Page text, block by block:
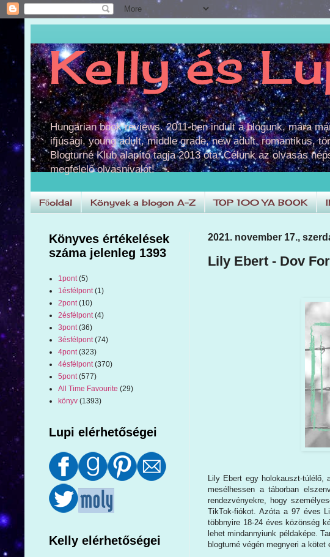
Kelly és
Hungarian book reviews. 2011-ben indult a blogunk, mára
ifjúsági, young adult, middle grade, new adult, romantikus,
Blogturné Klub alapító tagja 2013 óta. Célunk az olvasás
megfelelő olvasnivalót!
Főoldal Könyvek a blogon A-Z TOP 100 YA BOOK
2021. november 17.,
Lily Ebert - Dov
Lily ​Ebert egy holokauszt-túlélő,
mesélhessen a táborban
rendezvényekre, hogy
TikTok-fiókot. Azóta a 97 éves
többnyire 18-24 éves közönség
lehet mindannyiunk példaképe.
blogturné végén megnyeri a kötet
Könyves értékelések
száma jelenleg 1393
1pont (5)
1ésfélpont (1)
2pont (10)
2ésfélpont (4)
3pont (36)
3ésfélpont (74)
4pont (323)
4ésfélpont (370)
5pont (577)
All Time Favourite (29)
könyv (1393)
Lupi elérhetőségei
Kelly elérhetőségei